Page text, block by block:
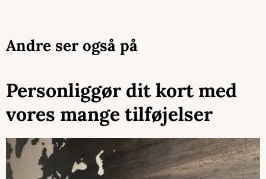
Andre ser også på
Personliggør dit kort med
vores mange tilføjelser